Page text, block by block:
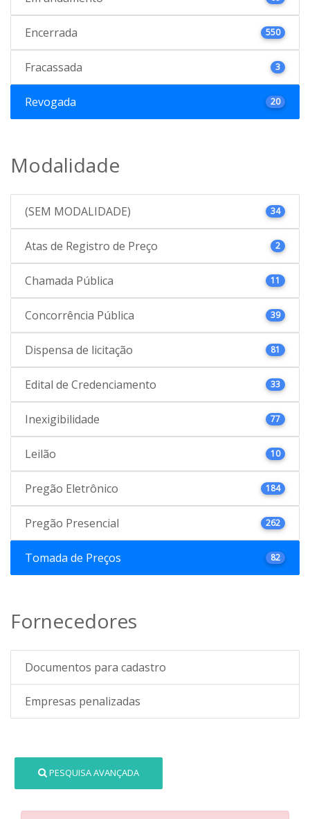
Encerrada 550
Fracassada 3
Revogada 20
Modalidade
(SEM MODALIDADE) 34
Atas de Registro de Preço 2
Chamada Pública 11
Concorrência Pública 39
Dispensa de licitação 81
Edital de Credenciamento 33
Inexigibilidade 77
Leilão 10
Pregão Eletrônico 184
Pregão Presencial 262
Tomada de Preços 82
Fornecedores
Documentos para cadastro
Empresas penalizadas
PESQUISA AVANÇADA